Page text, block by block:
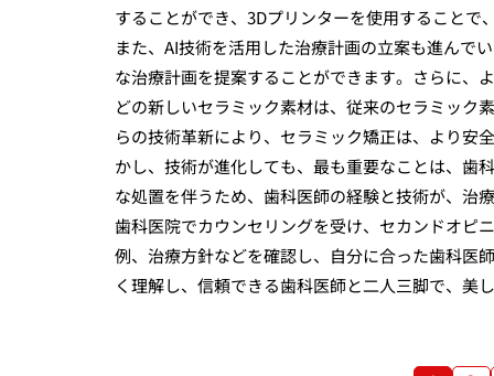
することができ、3Dプリンターを使用すること
また、AI技術を活用した治療計画の立案も進んで
な治療計画を提案することができます。さらに、
どの新しいセラミック素材は、従来のセラミック
らの技術革新により、セラミック矯正は、より安
かし、技術が進化しても、最も重要なことは、歯
な処置を伴うため、歯科医師の経験と技術が、治
歯科医院でカウンセリングを受け、セカンドオピ
例、治療方針などを確認し、自分に合った歯科医
く理解し、信頼できる歯科医師と二人三脚で、美